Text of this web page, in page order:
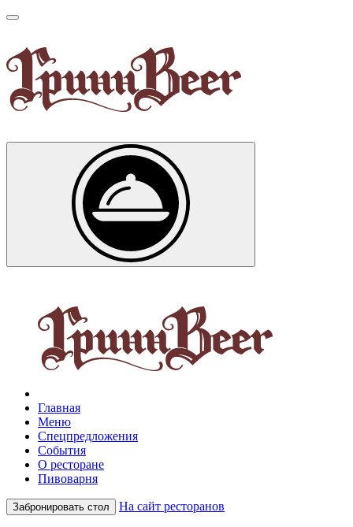
Главная
Меню
Спецпредложения
События
О ресторане
Пивоварня
Забронировать стол На сайт ресторанов